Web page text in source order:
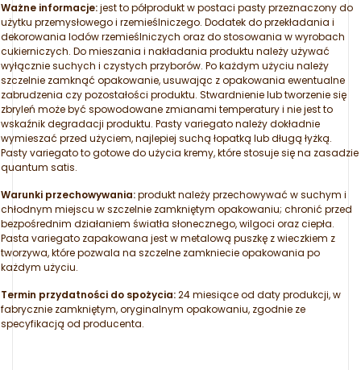
Ważne informacje:jest to półprodukt w postaci pasty przeznaczony do
użytku przemysłowego i rzemieślniczego. Dodatek do przekładania i
dekorowania lodów rzemieślniczych oraz do stosowania w wyrobach
cukierniczych. Do mieszania i nakładania produktu należy używać
wyłącznie suchych i czystych przyborów. Po każdym użyciu należy
szczelnie zamknąć opakowanie, usuwając z opakowania ewentualne
zabrudzenia czy pozostałości produktu. Stwardnienie lub tworzenie się
zbryleń może być spowodowane zmianami temperatury i nie jest to
wskaźnik degradacji produktu. Pasty variegato należy dokładnie
wymieszać przed użyciem, najlepiej suchą łopatką lub długą łyżką.
Pasty variegato to gotowe do użycia kremy, które stosuje się na zasadzie
quantum satis.
Warunki przechowywania:produkt należy przechowywać w suchym i
chłodnym miejscu w szczelnie zamkniętym opakowaniu; chronić przed
bezpośrednim działaniem światła słonecznego, wilgoci oraz ciepła.
Pasta variegato zapakowana jest w metalową puszkę z wieczkiem z
tworzywa, które pozwala na szczelne zamkniecie opakowania po
każdym użyciu.
Termin przydatności do spożycia:24 miesiące od daty produkcji, w
fabrycznie zamkniętym, oryginalnym opakowaniu, zgodnie ze
specyfikacją od producenta.